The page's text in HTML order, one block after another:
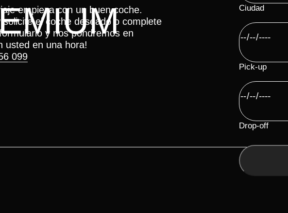
empieza con un buen coche.
solicite el coche deseado o complete
y nos pondremos en
usted en una hora!
099
Ciudad
Pick-up
Drop-off